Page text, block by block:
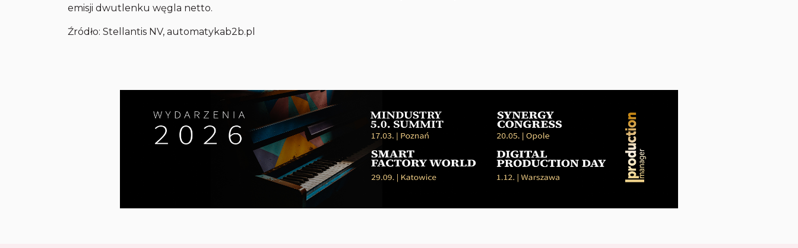
emisji dwutlenku węgla netto.
Źródło: Stellantis NV, automatykab2b.pl